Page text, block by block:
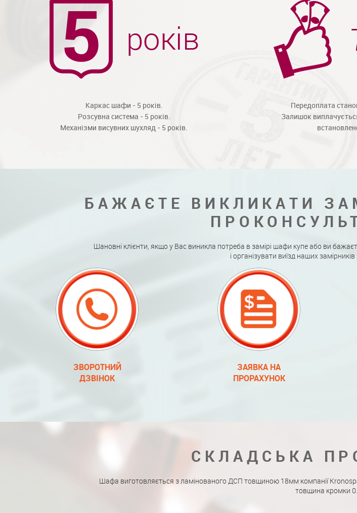
Каркас шафи - 5 років.
Розсувна система - 5 років.
Механізми висувних шухляд - 5 років.
Передоплата
Залишок
БАЖАЄТЕ ВИКЛИКАТИ
Шановні клієнти, якщо у Вас виникла потреба в замірі шафи купе або ви
і організувати виїзд наших
ЗВОРОТНИЙ
ДЗВІНОК
ЗАЯВКА НА
ПРОРАХУНОК
СКЛАДСЬКА
Шафа виготовляється з ламінованого ДСП товщиною 18мм компанії
товщина кромки